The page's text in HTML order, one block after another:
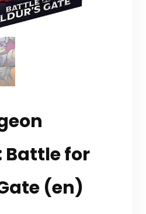
Battle for
(en)